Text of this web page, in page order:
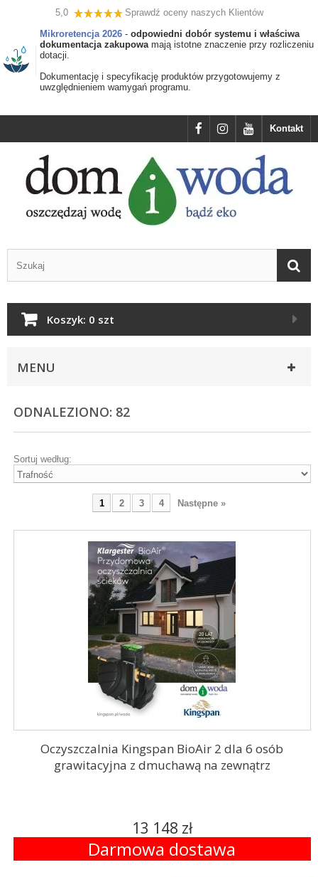
5,0
Sprawdź oceny naszych Klientów
Mikroretencja 2026 - odpowiedni dobór systemu i właściwa
dokumentacja zakupowamają istotne znaczenie przy rozliczeniu
dotacji.
Dokumentację i specyfikację produktów przygotowujemy z
uwzględnieniem wamygań programu.
Kontakt
Koszyk: 0 szt
MENU
ODNALEZIONO: 82
Sortuj według:
1 2 3 4 Następne »
Oczyszczalnia Kingspan BioAir 2 dla 6 osób
grawitacyjna z dmuchawą na zewnątrz
13 148 zł
Darmowa dostawa